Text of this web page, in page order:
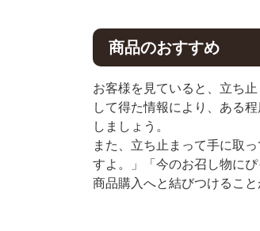
商品のおすすめ
お客様を見ていると、立ち
して得た情報により、ある
しましょう。
また、立ち止まって手に取
すよ。」「今のお召し物に
商品購入へと結びつけること